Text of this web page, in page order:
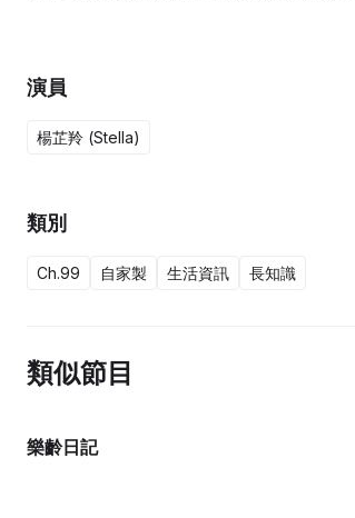
演員
楊芷羚 (Stella)
類別
Ch.99 自家製 生活資訊 長知識
類似節目
樂齡日記